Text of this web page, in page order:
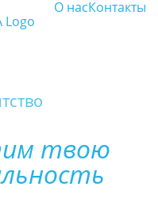
О насКонтакты
твою